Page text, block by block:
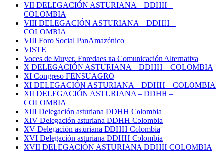
VII DELEGACIÓN ASTURIANA – DDHH –
COLOMBIA
VIII DELEGACIÓN ASTURIANA – DDHH –
COLOMBIA
VIII Foro Social PanAmazónico
VISTE
Voces de Muyer. Enredaes na Comunicación Alternativa
X DELEGACIÓN ASTURIANA – DDHH – COLOMBIA
XI Congreso FENSUAGRO
XI DELEGACIÓN ASTURIANA – DDHH – COLOMBIA
XII DELEGACIÓN ASTURIANA – DDHH –
COLOMBIA
XIII Delegación asturiana DDHH Colombia
XIV Delegación asturiana DDHH Colombia
XV Delegación asturiana DDHH Colombia
XVI Delegación asturiana DDHH Colombia
XVII DELEGACIÓN ASTURIANA DDHH COLOMBIA